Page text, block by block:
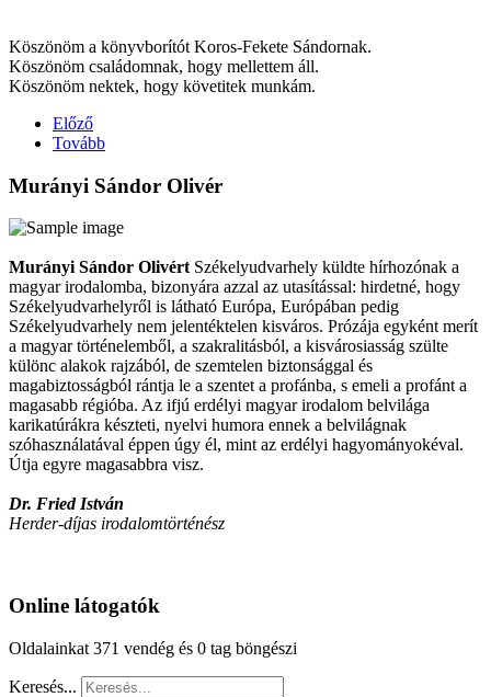
Köszönöm a könyvborítót Koros-Fekete Sándornak.
Köszönöm családomnak, hogy mellettem áll.
Köszönöm nektek, hogy követitek munkám.
Előző
Tovább
Murányi Sándor Olivér
Murányi Sándor Olivért Székelyudvarhely küldte hírhozónak a
magyar irodalomba, bizonyára azzal az utasítással: hirdetné, hogy
Székelyudvarhelyről is látható Európa, Európában pedig
Székelyudvarhely nem jelentéktelen kisváros. Prózája egyként merít
a magyar történelemből, a szakralitásból, a kisvárosiasság szülte
különc alakok rajzából, de szemtelen biztonsággal és
magabiztosságból rántja le a szentet a profánba, s emeli a profánt a
magasabb régióba. Az ifjú erdélyi magyar irodalom belvilága
karikatúrákra készteti, nyelvi humora ennek a belvilágnak
szóhasználatával éppen úgy él, mint az erdélyi hagyományokéval.
Útja egyre magasabbra visz.
Dr. Fried István
Herder-díjas irodalomtörténész
Online látogatók
Oldalainkat 371 vendég és 0 tag böngészi
Keresés...